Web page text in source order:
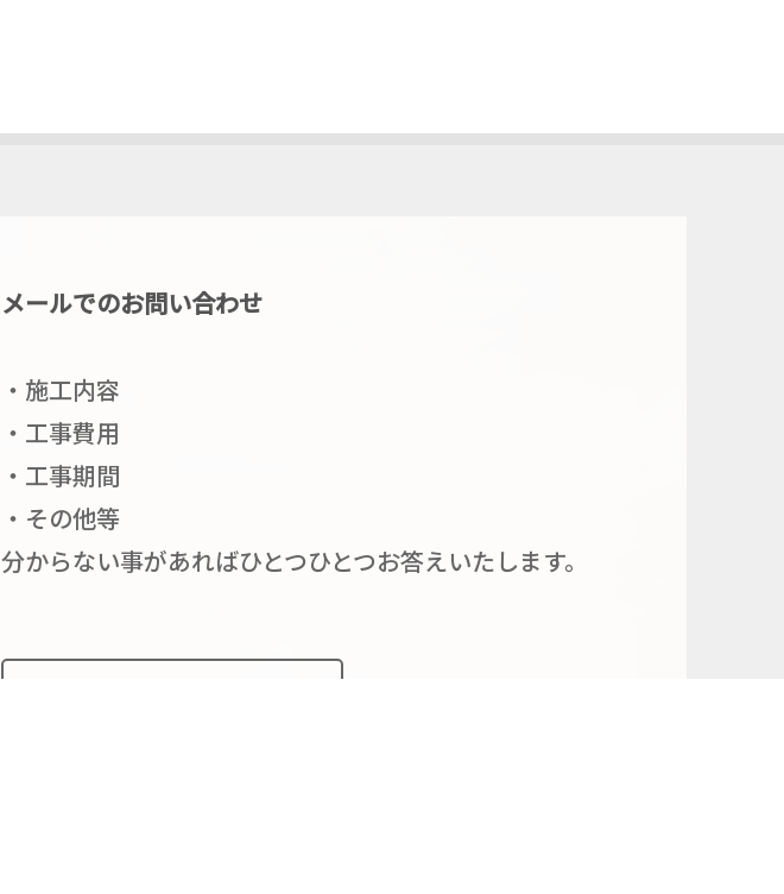
メールでのお問い合わせ
・施工内容
・工事費用
・工事期間
・その他等
分からない事があればひとつひとつお答えいたします。